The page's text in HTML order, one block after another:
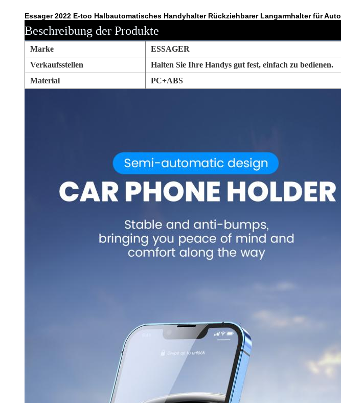
Essager 2022 E-too Halbautomatisches Handyhalter Rückziehbarer Langarmhalter für Auto
Beschreibung der Produkte
Marke
ESSAGER
Verkaufsstellen
Halten Sie Ihre Handys gut fest, einfach zu bedienen.
Material
PC+ABS